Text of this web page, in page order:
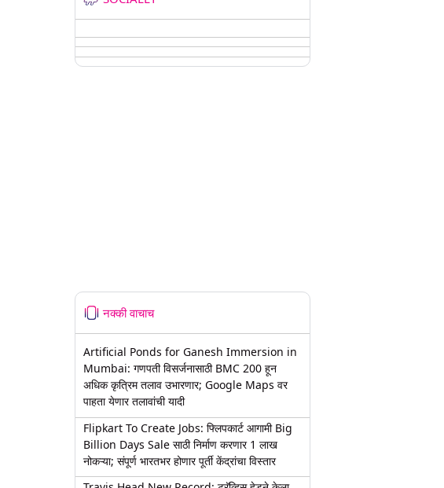
नक्की वाचाच
Artificial Ponds for Ganesh Immersion in
Mumbai: गणपती विसर्जनासाठी BMC 200 हून
अधिक कृत्रिम तलाव उभारणार; Google Maps वर
पाहता येणार तलावांची यादी
Flipkart To Create Jobs: फ्लिपकार्ट आगामी Big
Billion Days Sale साठी निर्माण करणार 1 लाख
नोकऱ्या; संपूर्ण भारतभर होणार पूर्ती केंद्रांचा विस्तार